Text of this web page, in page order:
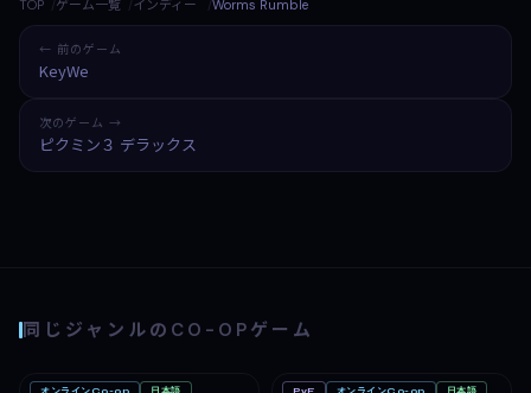
TOP ゲーム一覧 インディー Worms Rumble
← 前のゲーム
KeyWe
次のゲーム →
ピクミン３ デラックス
同じジャンルのCO-OPゲーム